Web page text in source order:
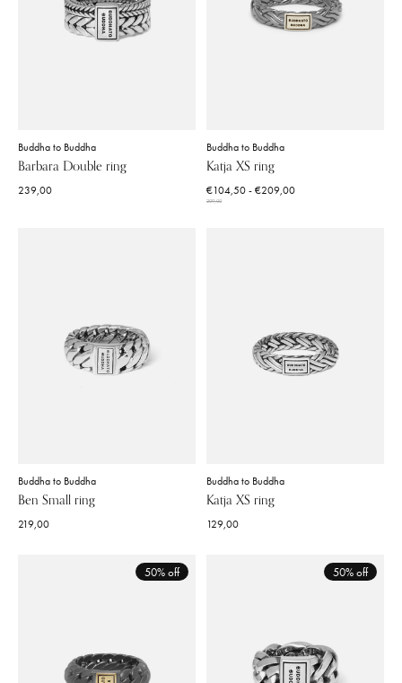
Buddha to Buddha
Barbara Double ring
239,00
Buddha to Buddha
Katja XS ring
€104,50 - €209,00
209,00
Buddha to Buddha
Ben Small ring
219,00
Buddha to Buddha
Katja XS ring
129,00
50% off 50% off